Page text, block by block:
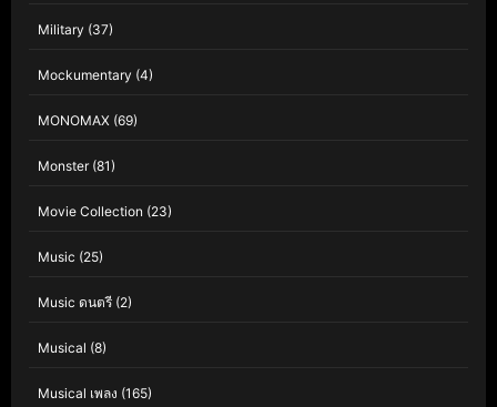
Military (37)
Mockumentary (4)
MONOMAX (69)
Monster(81)
Movie Collection (23)
Music (25)
Music ดนตรี (2)
Musical (8)
Musical เพลง (165)